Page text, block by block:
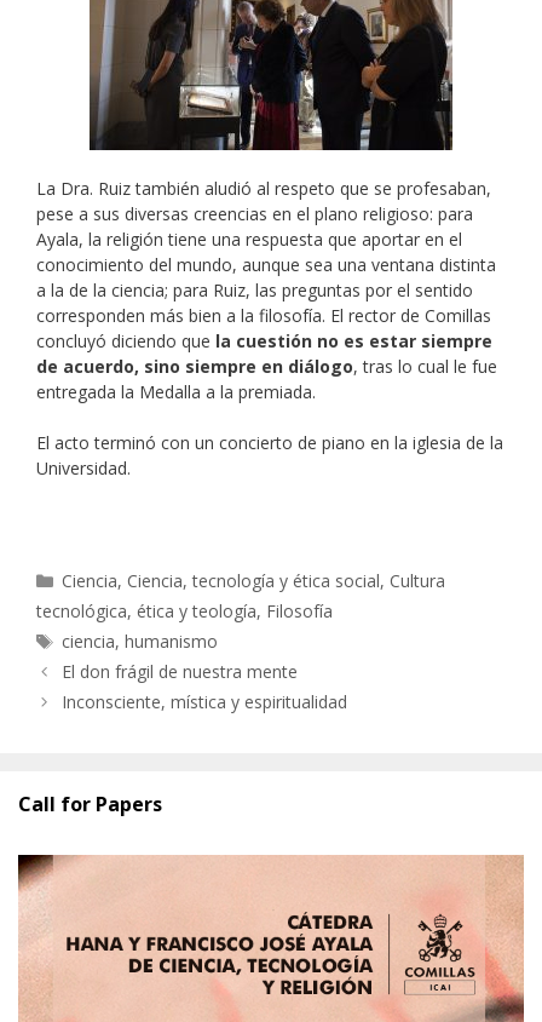
La Dra. Ruiz también aludió al respeto que se profesaban,
pese a sus diversas creencias en el plano religioso: para
Ayala, la religión tiene una respuesta que aportar en el
conocimiento del mundo, aunque sea una ventana distinta
a la de la ciencia; para Ruiz, las preguntas por el sentido
corresponden más bien a la filosofía. El rector de Comillas
concluyó diciendo que la cuestión no es estar siempre
de acuerdo, sino siempre en diálogo, tras lo cual le fue
entregada la Medalla a la premiada.
El acto terminó con un concierto de piano en la iglesia de la
Universidad.
Categorías
Ciencia, Ciencia, tecnología y ética social, Cultura
tecnológica, ética y teología, Filosofía
Etiquetas
ciencia,humanismo
El don frágil de nuestra mente
Inconsciente, mística y espiritualidad
Call for Papers